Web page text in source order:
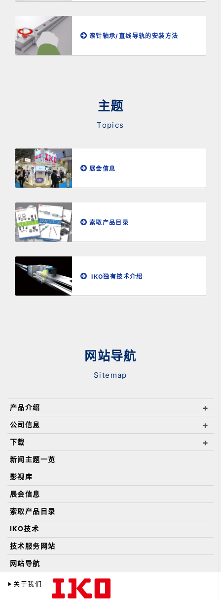
滚针轴承/直线导轨的安装方法
主题
Topics
展会信息
索取产品目录
IKO独有技术介绍
网站导航
Sitemap
产品介绍
公司信息
下载
新闻主题一览
影视库
展会信息
索取产品目录
IKO技术
技术服务网站
网站导航
关于我们